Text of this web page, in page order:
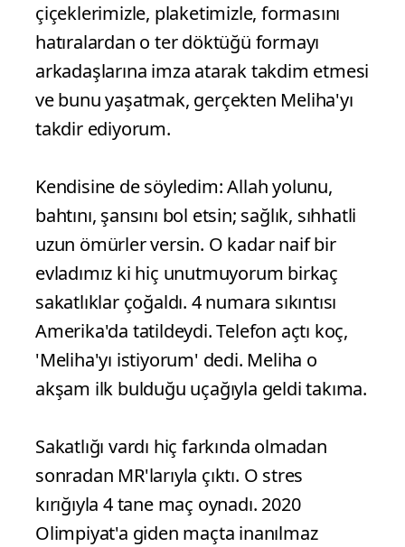
çiçeklerimizle, plaketimizle, formasını
hatıralardan o ter döktüğü formayı
arkadaşlarına imza atarak takdim etmesi
ve bunu yaşatmak, gerçekten Meliha'yı
takdir ediyorum.
Kendisine de söyledim: Allah yolunu,
bahtını, şansını bol etsin; sağlık, sıhhatli
uzun ömürler versin. O kadar naif bir
evladımız ki hiç unutmuyorum birkaç
sakatlıklar çoğaldı. 4 numara sıkıntısı
Amerika'da tatildeydi. Telefon açtı koç,
'Meliha'yı istiyorum' dedi. Meliha o
akşam ilk bulduğu uçağıyla geldi takıma.
Sakatlığı vardı hiç farkında olmadan
sonradan MR'larıyla çıktı. O stres
kırığıyla 4 tane maç oynadı. 2020
Olimpiyat'a giden maçta inanılmaz